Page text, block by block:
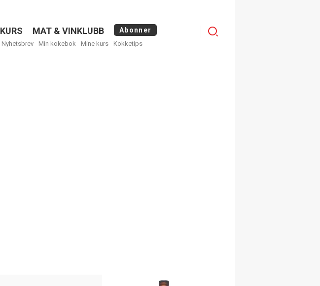
KURS MAT & VINKLUBB Abonner
Nyhetsbrev Min kokebok Mine kurs Kokketips
Menu